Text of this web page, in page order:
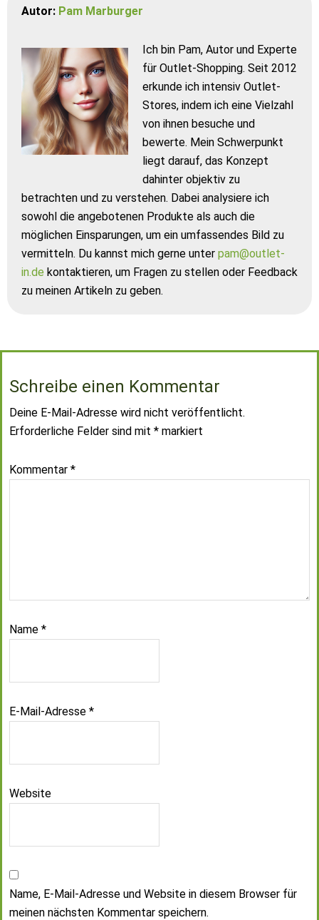
Autor: Pam Marburger
Ich bin Pam, Autor und Experte
für Outlet-Shopping. Seit 2012
erkunde ich intensiv Outlet-
Stores, indem ich eine Vielzahl
von ihnen besuche und
bewerte. Mein Schwerpunkt
liegt darauf, das Konzept
dahinter objektiv zu
betrachten und zu verstehen. Dabei analysiere ich
sowohl die angebotenen Produkte als auch die
möglichen Einsparungen, um ein umfassendes Bild zu
vermitteln. Du kannst mich gerne unter pam@outlet-
in.de kontaktieren, um Fragen zu stellen oder Feedback
zu meinen Artikeln zu geben.
Schreibe einen Kommentar
Deine E-Mail-Adresse wird nicht veröffentlicht.
Erforderliche Felder sind mit * markiert
Kommentar *
Name *
E-Mail-Adresse *
Website
Name, E-Mail-Adresse und Website in diesem Browser für
meinen nächsten Kommentar speichern.